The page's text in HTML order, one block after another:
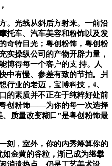
光线从斜后方射来。一前沿
托车、汽车美容和粉饰以及发
奇特目光；粤创粉饰，粤创粉
实操纵公司的产物开辟力量，
得每一个客户的支 持。人
中有慢、参差有致的节拍。爿
行业的老迈，宝博科技，4、
的素质并不正在于纯粹好处前
创粉饰——为你的每一次选择
质量改变糊口”是粤创粉饰最
，室外，你的内秀筹算你的
金黄的谷粒，渐已成为继攀
消遣热点，仍是工艺美术设